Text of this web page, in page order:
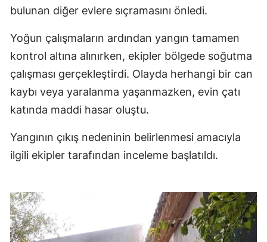
bulunan diğer evlere sıçramasını önledi.
Yoğun çalışmaların ardından yangın tamamen
kontrol altına alınırken, ekipler bölgede soğutma
çalışması gerçekleştirdi. Olayda herhangi bir can
kaybı veya yaralanma yaşanmazken, evin çatı
katında maddi hasar oluştu.
Yangının çıkış nedeninin belirlenmesi amacıyla
ilgili ekipler tarafından inceleme başlatıldı.